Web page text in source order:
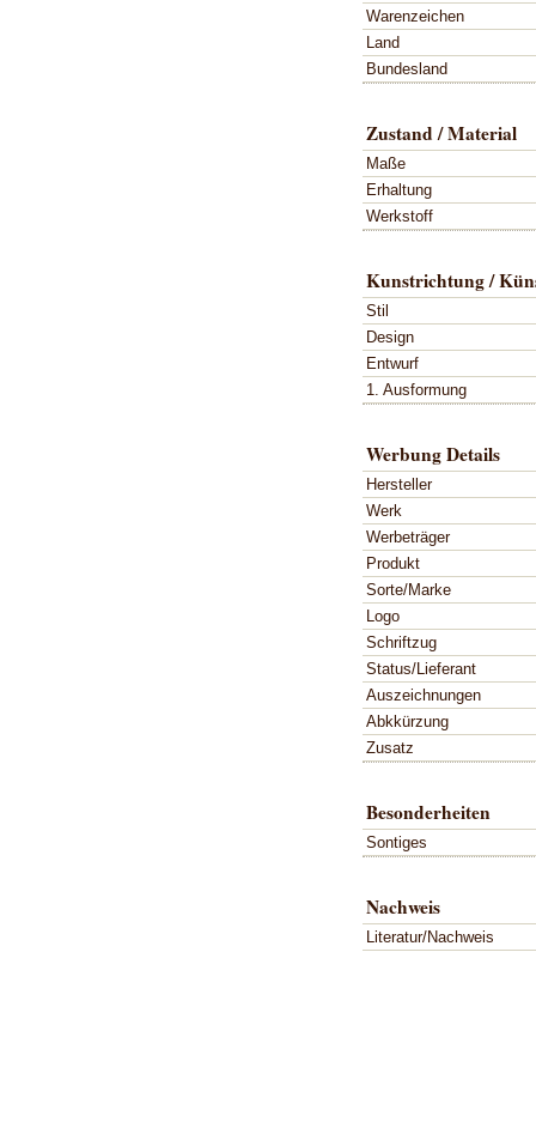
Warenzeichen
Land
Bundesland
Zustand / Material
Maße
Erhaltung
Werkstoff
Kunstrichtung /
Stil
Design
Entwurf
1. Ausformung
Werbung Details
Hersteller
Werk
Werbeträger
Produkt
Sorte/Marke
Logo
Schriftzug
Status/Lieferant
Auszeichnungen
Abkkürzung
Zusatz
Besonderheiten
Sontiges
Nachweis
Literatur/Nachweis